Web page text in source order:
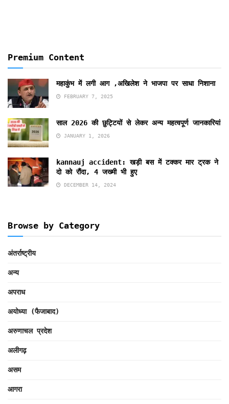
Premium Content
महाकुंभ में लगी आग ,अखिलेश ने भाजपा पर साधा निशाना
FEBRUARY 7, 2025
साल 2026 की छुट्टियों से लेकर अन्य महत्वपूर्ण जानकारियां
JANUARY 1, 2026
kannauj accident: खड़ी बस में टक्कर मार ट्रक ने
दो को रौंदा, 4 जख्मी भी हुए
DECEMBER 14, 2024
Browse by Category
अंतर्राष्ट्रीय
अन्य
अपराध
अयोध्या (फैजाबाद)
अरुणाचल प्रदेश
अलीगढ़
असम
आगरा